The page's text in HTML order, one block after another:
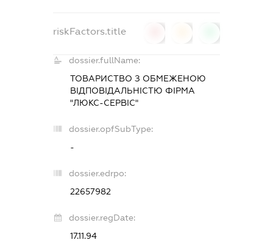
riskFactors.title
dossier.fullName:
ТОВАРИСТВО З ОБМЕЖЕНОЮ
ВІДПОВІДАЛЬНІСТЮ ФІРМА
"ЛЮКС-СЕРВІС"
dossier.opfSubType:
-
dossier.edrpo:
22657982
dossier.regDate:
17.11.94